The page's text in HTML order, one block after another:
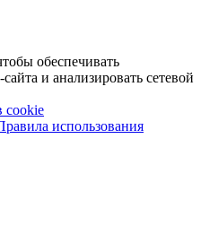
обеспечивать
и анализировать сетевой
cookie
использования